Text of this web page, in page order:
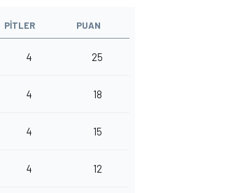
PITLER PUAN
4 25
4 18
4 15
4 12